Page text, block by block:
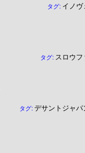
タグ: イノヴ
タグ: スロウ
タグ:デサントジャパ